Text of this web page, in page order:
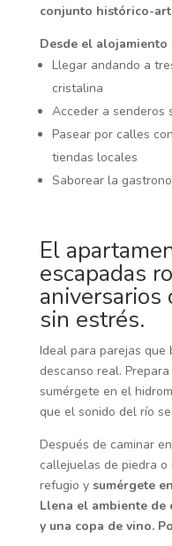
conjunto histórico-
Desde el alojamiento
Llegar andando a
cristalina
Acceder a senderos
Pasear por calles
tiendas locales
Saborear la
El
escapadas
aniversarios
sin estrés.
Ideal para parejas que
descanso real.
sumérgete en el
que el sonido del río
Después de caminar
callejuelas de piedra
refugio y sumérgete
Llena el ambiente de
y una copa de vino.